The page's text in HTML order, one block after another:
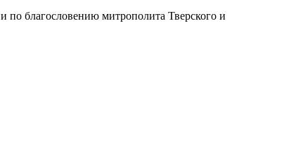
и по благословению митрополита Тверского и